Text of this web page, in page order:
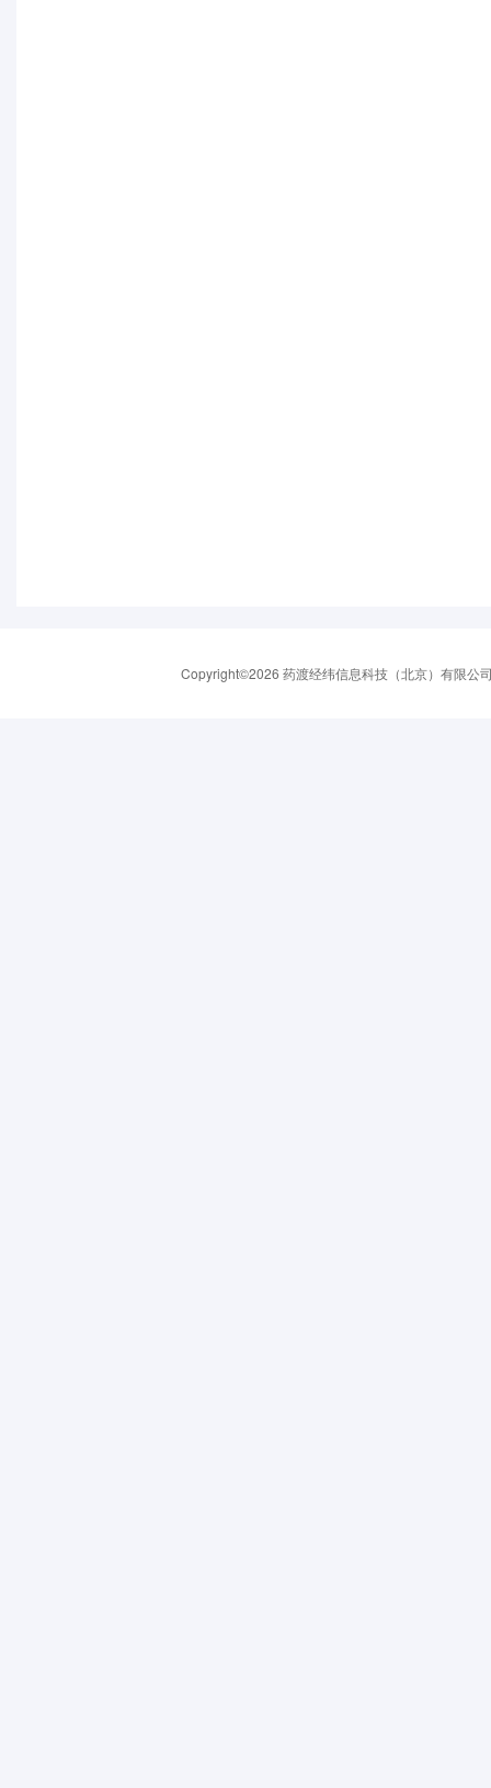
Copyright©2026 药渡经纬信息科技（北京）有限公